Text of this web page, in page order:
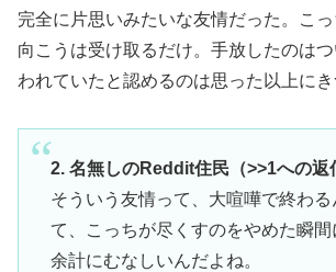
完全に片思いみたいな友情だった。こっ
向こうは受け取るだけ。手放したのは
われていたと認めるのは思った以上にき
2. 名無しのReddit住民（>>1への返
そういう友情って、大喧嘩で終わる
て、こっちが尽くすのをやめた瞬間
余計にむなしいんだよね。